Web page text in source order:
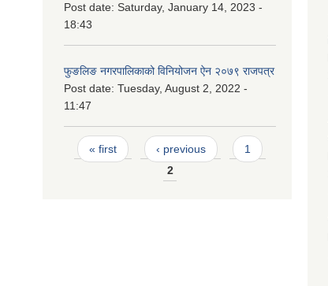
Post date: Saturday, January 14, 2023 -
18:43
फुङलिङ नगरपालिकाको विनियोजन ऐन २०७९ राजपत्र
Post date: Tuesday, August 2, 2022 -
11:47
Pages
« first ‹ previous
1
2